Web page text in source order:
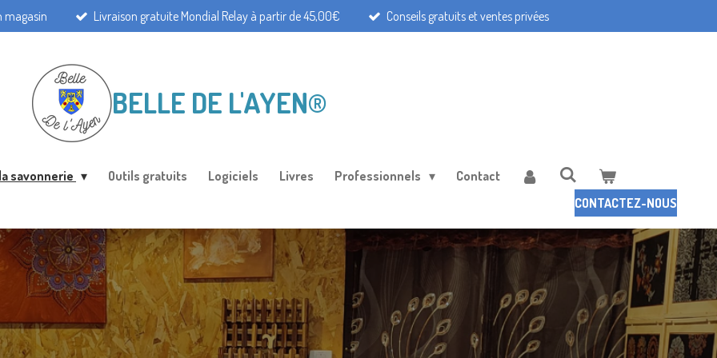
magasin Livraison gratuite Mondial Relay à partir de 45,00€ Conseils gratuits et ventes privées
BELLE DE L'AYEN®
savonnerie Outils gratuits Logiciels Livres Professionnels
Contact
CONTACTEZ-NOUS